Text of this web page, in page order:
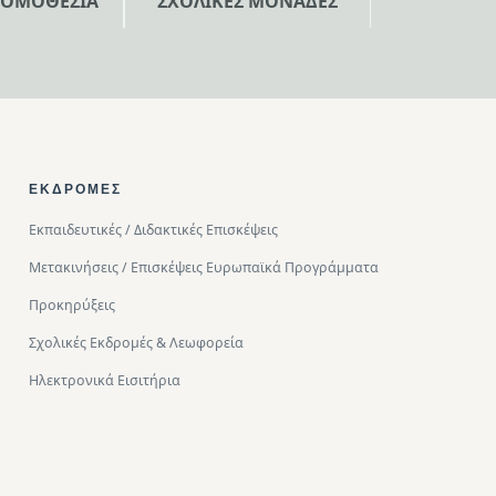
ΕΚΔΡΟΜΈΣ
Εκπαιδευτικές / Διδακτικές Επισκέψεις
Μετακινήσεις / Επισκέψεις Ευρωπαϊκά Προγράμματα
Προκηρύξεις
Σχολικές Εκδρομές & Λεωφορεία
Ηλεκτρονικά Εισιτήρια